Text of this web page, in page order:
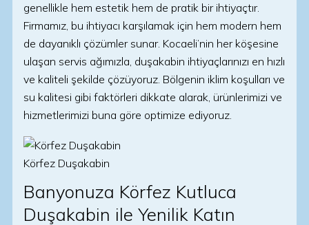
genellikle hem estetik hem de pratik bir ihtiyaçtır.
Firmamız, bu ihtiyacı karşılamak için hem modern hem
de dayanıklı çözümler sunar. Kocaeli’nin her köşesine
ulaşan servis ağımızla, duşakabin ihtiyaçlarınızı en hızlı
ve kaliteli şekilde çözüyoruz. Bölgenin iklim koşulları ve
su kalitesi gibi faktörleri dikkate alarak, ürünlerimizi ve
hizmetlerimizi buna göre optimize ediyoruz.
Körfez Duşakabin
Banyonuza Körfez Kutluca
Duşakabin ile Yenilik Katın